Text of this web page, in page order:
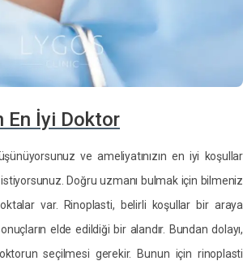
En İyi Doktor
ve ameliyatınızın en iyi koşullar
Doğru uzmanı bulmak için bilmeniz
var. Rinoplasti, belirli koşullar bir araya
elde edildiği bir alandır. Bundan dolayı,
seçilmesi gerekir. Bunun için rinoplasti